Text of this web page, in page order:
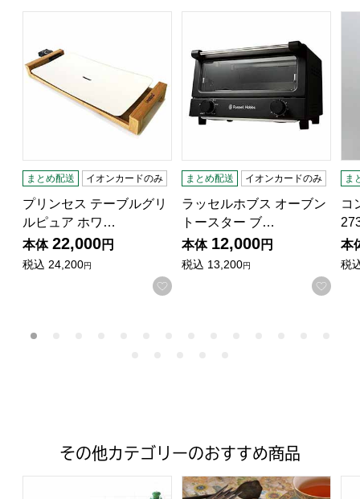
まとめ配送 イオンカードのみ
プリンセス テーブルグリ
ルピュア ホワ…
本体 22,000円
税込 24,200円
お気に入りに登録する
まとめ配送 イオンカードのみ
ラッセルホブス オーブン
トースター ブ…
本体 12,000円
税込 13,200円
お気
ま
コ
本
税
その他カテゴリーのおすすめ商品
フロッシュ キッチン洗剤ギフト【年間ギフト】
神戸スイーツポート 港の風に